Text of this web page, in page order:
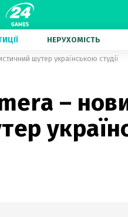
НЕРУХОМІСТЬ
шутер українською студії
–